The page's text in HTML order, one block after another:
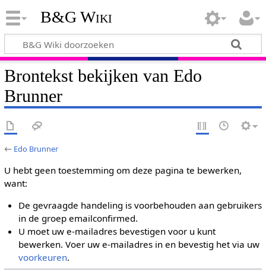
B&G Wiki
Brontekst bekijken van Edo
Brunner
← Edo Brunner
U hebt geen toestemming om deze pagina te bewerken,
want:
De gevraagde handeling is voorbehouden aan gebruikers
in de groep emailconfirmed.
U moet uw e-mailadres bevestigen voor u kunt
bewerken. Voer uw e-mailadres in en bevestig het via uw
voorkeuren.